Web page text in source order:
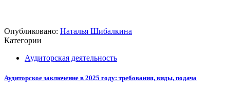
Опубликовано: Наталья Шибалкина
Категории
Аудиторская деятельность
Аудиторское заключение в 2025 году: требования, виды, подача